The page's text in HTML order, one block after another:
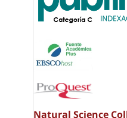
Natural Science